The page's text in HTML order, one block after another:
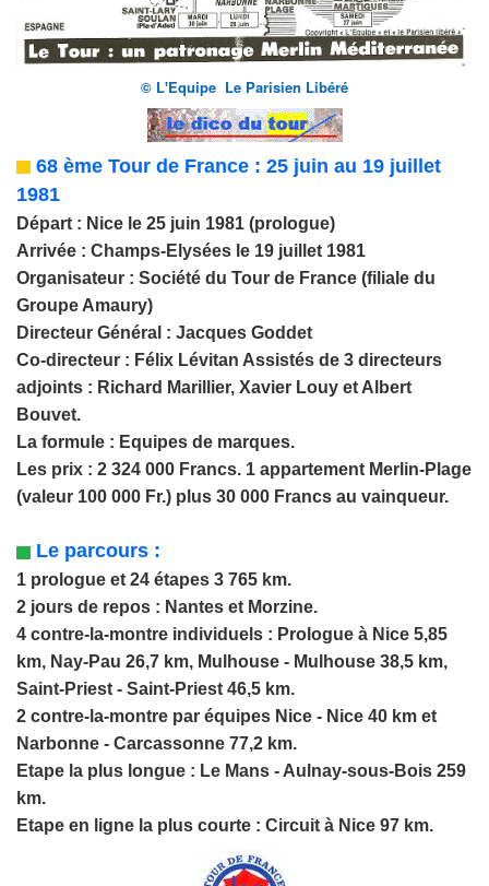
© L'Equipe Le Parisien Libéré
68 ème Tour de France : 25 juin au 19 juillet
1981
Départ : Nice le 25 juin 1981 (prologue)
Arrivée : Champs-Elysées le 19 juillet 1981
Organisateur : Société du Tour de France (filiale du
Groupe Amaury)
Directeur Général : Jacques Goddet
Co-directeur : Félix Lévitan Assistés de 3 directeurs
adjoints : Richard Marillier, Xavier Louy et Albert
Bouvet.
La formule : Equipes de marques.
Les prix : 2 324 000 Francs. 1 appartement Merlin-Plage
(valeur 100 000 Fr.) plus 30 000 Francs au vainqueur.
Le parcours :
1 prologue et 24 étapes 3 765 km.
2 jours de repos : Nantes et Morzine.
4 contre-la-montre individuels : Prologue à Nice 5,85
km, Nay-Pau 26,7 km, Mulhouse - Mulhouse 38,5 km,
Saint-Priest - Saint-Priest 46,5 km.
2 contre-la-montre par équipes Nice - Nice 40 km et
Narbonne - Carcassonne 77,2 km.
Etape la plus longue : Le Mans - Aulnay-sous-Bois 259
km.
Etape en ligne la plus courte : Circuit à Nice 97 km.